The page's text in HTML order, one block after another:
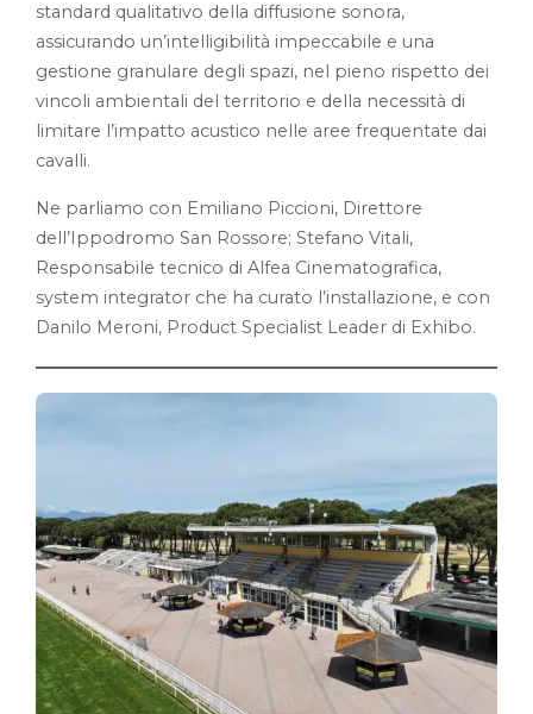
standard qualitativo della diffusione sonora,
assicurando un’intelligibilità impeccabile e una
gestione granulare degli spazi, nel pieno rispetto dei
vincoli ambientali del territorio e della necessità di
limitare l’impatto acustico nelle aree frequentate dai
cavalli.
Ne parliamo con Emiliano Piccioni, Direttore
dell’Ippodromo San Rossore; Stefano Vitali,
Responsabile tecnico di Alfea Cinematografica,
system integrator che ha curato l’installazione, e con
Danilo Meroni, Product Specialist Leader di Exhibo.